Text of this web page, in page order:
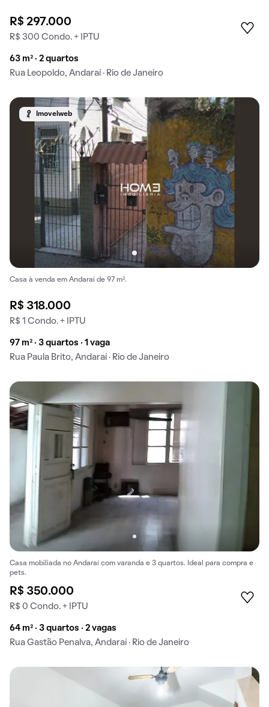
R$ 297.000
R$ 300 Condo. + IPTU
63 m² · 2 quartos
Rua Leopoldo, Andaraí · Rio de Janeiro
Imovelweb
Casa à venda em Andaraí de 97 m².
R$ 318.000
R$ 1 Condo. + IPTU
97 m² · 3 quartos · 1 vaga
Rua Paula Brito, Andaraí · Rio de Janeiro
Casa mobiliada no Andaraí com varanda e 3 quartos. Ideal para compra e
pets.
R$ 350.000
R$ 0 Condo. + IPTU
64 m² · 3 quartos · 2 vagas
Rua Gastão Penalva, Andaraí · Rio de Janeiro